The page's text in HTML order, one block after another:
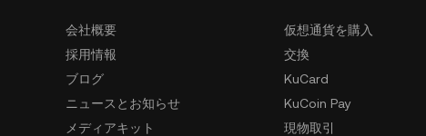
会社概要
採用情報
ブログ
ニュースとお知らせ
メディアキット
仮想通貨を購入
交換
KuCard
KuCoin Pay
現物取引